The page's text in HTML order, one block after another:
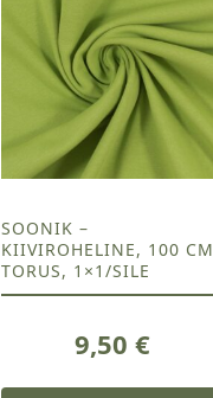
SOONIK –
KIIVIROHELINE, 100 CM
TORUS, 1×1/SILE
9,50 €